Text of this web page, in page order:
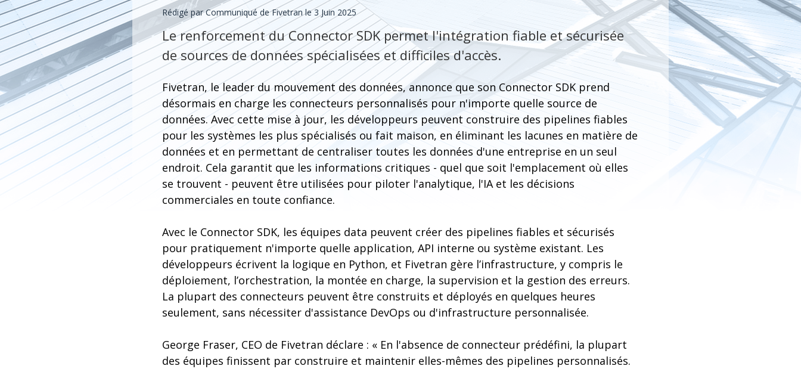
Rédigé par Communiqué de Fivetran le 3 Juin 2025
Le renforcement du Connector SDK permet l'intégration fiable et sécurisée
de sources de données spécialisées et difficiles d'accès.
Fivetran, le leader du mouvement des données, annonce que son Connector SDK prend
désormais en charge les connecteurs personnalisés pour n'importe quelle source de
données. Avec cette mise à jour, les développeurs peuvent construire des pipelines fiables
pour les systèmes les plus spécialisés ou fait maison, en éliminant les lacunes en matière de
données et en permettant de centraliser toutes les données d'une entreprise en un seul
endroit. Cela garantit que les informations critiques - quel que soit l'emplacement où elles
se trouvent - peuvent être utilisées pour piloter l'analytique, l'IA et les décisions
commerciales en toute confiance.
Avec le Connector SDK, les équipes data peuvent créer des pipelines fiables et sécurisés
pour pratiquement n'importe quelle application, API interne ou système existant. Les
développeurs écrivent la logique en Python, et Fivetran gère l’infrastructure, y compris le
déploiement, l’orchestration, la montée en charge, la supervision et la gestion des erreurs.
La plupart des connecteurs peuvent être construits et déployés en quelques heures
seulement, sans nécessiter d'assistance DevOps ou d'infrastructure personnalisée.
George Fraser, CEO de Fivetran déclare : « En l'absence de connecteur prédéfini, la plupart
des équipes finissent par construire et maintenir elles-mêmes des pipelines personnalisés.